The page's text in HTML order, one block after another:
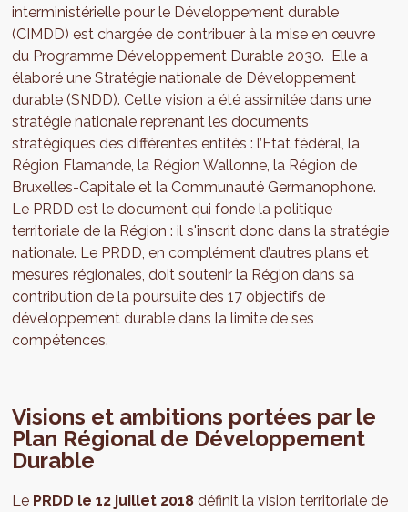
interministérielle pour le Développement durable
(CIMDD) est chargée de contribuer à la mise en œuvre
du Programme Développement Durable 2030. Elle a
élaboré une Stratégie nationale de Développement
durable (SNDD). Cette vision a été assimilée dans une
stratégie nationale reprenant les documents
stratégiques des différentes entités : l’Etat fédéral, la
Région Flamande, la Région Wallonne, la Région de
Bruxelles-Capitale et la Communauté Germanophone.
Le PRDD est le document qui fonde la politique
territoriale de la Région : il s'inscrit donc dans la stratégie
nationale. Le PRDD, en complément d’autres plans et
mesures régionales, doit soutenir la Région dans sa
contribution de la poursuite des 17 objectifs de
développement durable dans la limite de ses
compétences.
Visions et ambitions portées par le
Plan Régional de Développement
Durable
Le PRDD le 12 juillet 2018 définit la vision territoriale de